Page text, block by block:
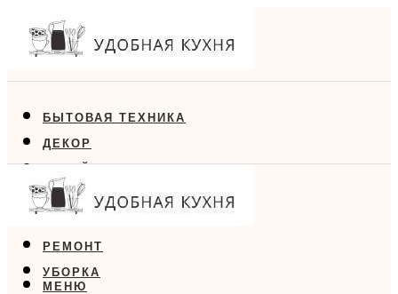
БЫТОВАЯ ТЕХНИКА
ДЕКОР
ДИЗАЙН
ЕДА
РЕМОНТ
УБОРКА
МЕНЮ